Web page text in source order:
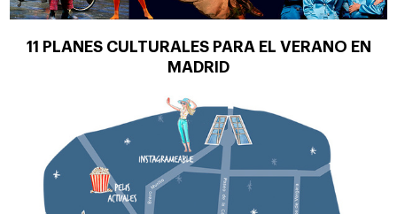
11 PLANES CULTURALES PARA EL VERANO EN
MADRID